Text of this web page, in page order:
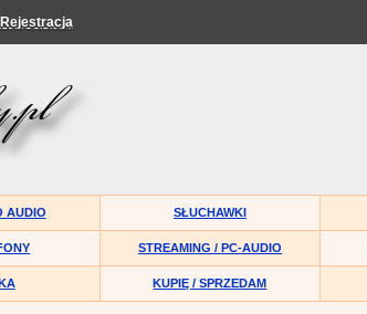
Rejestracja
AUDIO SŁUCHAWKI
STREAMING / PC-AUDIO
KUPIĘ / SPRZEDAM